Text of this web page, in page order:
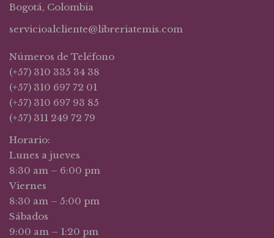
Bogotá, Colombia
servicioalcliente@libreriatemis.com
Números de Teléfono
(+57) 310 335 34 38
(+57) 310 697 72 01
(+57) 310 697 93 85
(+57) 311 249 72 79
Horario:
Lunes a jueves
8:30 am – 6:00 pm
Viernes
8:30 am – 5:00 pm
Sábados
9:00 am – 1:20 pm